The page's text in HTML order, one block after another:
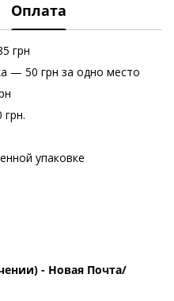
Оплата
грн
— 50 грн за одно место
упаковке
- Новая Почта/